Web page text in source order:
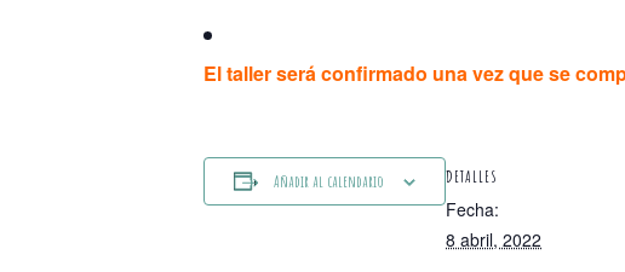
El taller será confirmado una vez que se
Añadir al calendario DETALLES
Fecha:
8 abril, 2022